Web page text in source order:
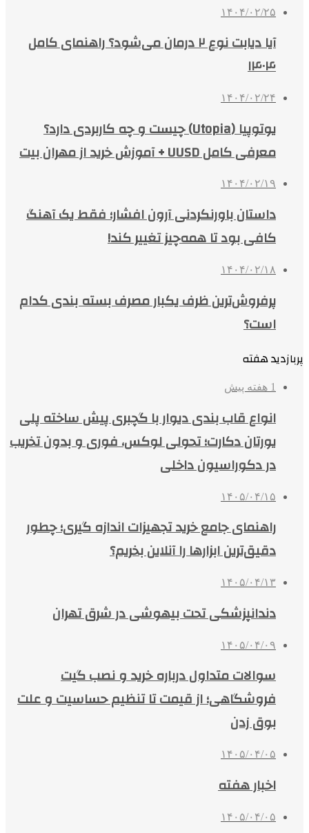
۱۴۰۴/۰۲/۲۵
آیا دیابت نوع ۲ درمان می‌شود؟ راهنمای کامل
۱۴۰۴
۱۴۰۴/۰۲/۲۴
یوتوپیا (Utopia) چیست و چه کاربردی دارد؟
معرفی کامل UUSD + آموزش خرید از مهران بیت
۱۴۰۴/۰۲/۱۹
داستان باورنکردنی آرون افشار؛ فقط یک آهنگ
کافی بود تا همه‌چیز تغییر کند!
۱۴۰۴/۰۲/۱۸
پرفروش‌ترین ظرف یکبار مصرف بسته بندی کدام
است؟
پربازدید هفته
1 هفته پیش
انواع قاب بندی دیوار با گچبری پیش ساخته پلی
یورتان دکارت؛ تحولی لوکس، فوری و بدون تخریب
در دکوراسیون داخلی
۱۴۰۵/۰۴/۱۵
راهنمای جامع خرید تجهیزات اندازه گیری؛ چطور
دقیق‌ترین ابزارها را آنلاین بخریم؟
۱۴۰۵/۰۴/۱۳
دندانپزشکی تحت بیهوشی در شرق تهران
۱۴۰۵/۰۴/۰۹
سوالات متداول درباره خرید و نصب گیت
فروشگاهی؛ از قیمت تا تنظیم حساسیت و علت
بوق زدن
۱۴۰۵/۰۴/۰۵
اخبار هفته
۱۴۰۵/۰۴/۰۵